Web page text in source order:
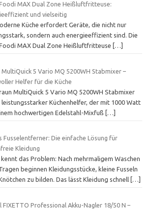
MAX Dual Zone Heißluftfritteuse:
und vielseitig
Küche erfordert Geräte, die nicht nur
sondern auch energieeffizient sind. Die
MAX Dual Zone Heißluftfritteuse
[…]
MultiQuick 5 Vario MQ 5200WH Stabmixer –
Helfer für die Küche
MultiQuick 5 Vario MQ 5200WH Stabmixer
leistungsstarker Küchenhelfer, der mit 1000 Watt
hochwertigen Edelstahl-Mixfuß […]
Fusselentferner: Die einfache Lösung für
Kleidung
das Problem: Nach mehrmaligem Waschen
beginnen Kleidungsstücke, kleine Fusseln
zu bilden. Das lässt Kleidung schnell […]
FIXETTO Professional Akku-Nagler 18/50 N –